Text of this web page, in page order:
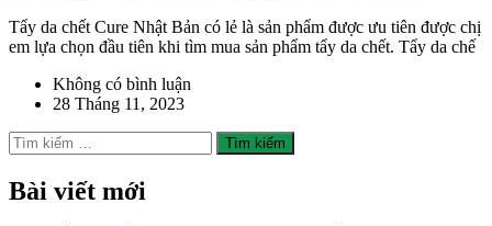
Tẩy da chết Cure Nhật Bản có lẻ là sản phẩm được ưu tiên được chị
em lựa chọn đầu tiên khi tìm mua sản phẩm tẩy da chết. Tẩy da chế
Không có bình luận
28 Tháng 11, 2023
Tìm
kiếm
cho:
Bài viết mới